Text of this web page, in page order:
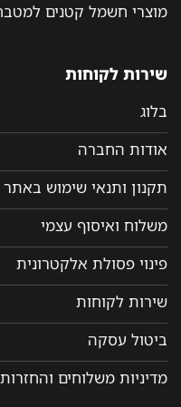
מוצרי חשמל קטנים למטבח
שירות לקוחות
בלוג
אודות החברה
תקנון ותנאי שימוש באתר
משלוח ואיסוף עצמי
פינוי פסולת אלקטרונית
שירות לקוחות
ביטול עסקה
מדיניות משלוחים והחזרות